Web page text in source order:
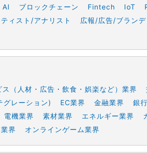
AI ブロックチェーン Fintech IoT
ィスト/アナリスト 広報/広告/ブラン
ス（人材・広告・飲食・娯楽など）業界
グレーション) EC業界 金融業界 銀
電機業界 素材業界 エネルギー業界
界 オンラインゲーム業界